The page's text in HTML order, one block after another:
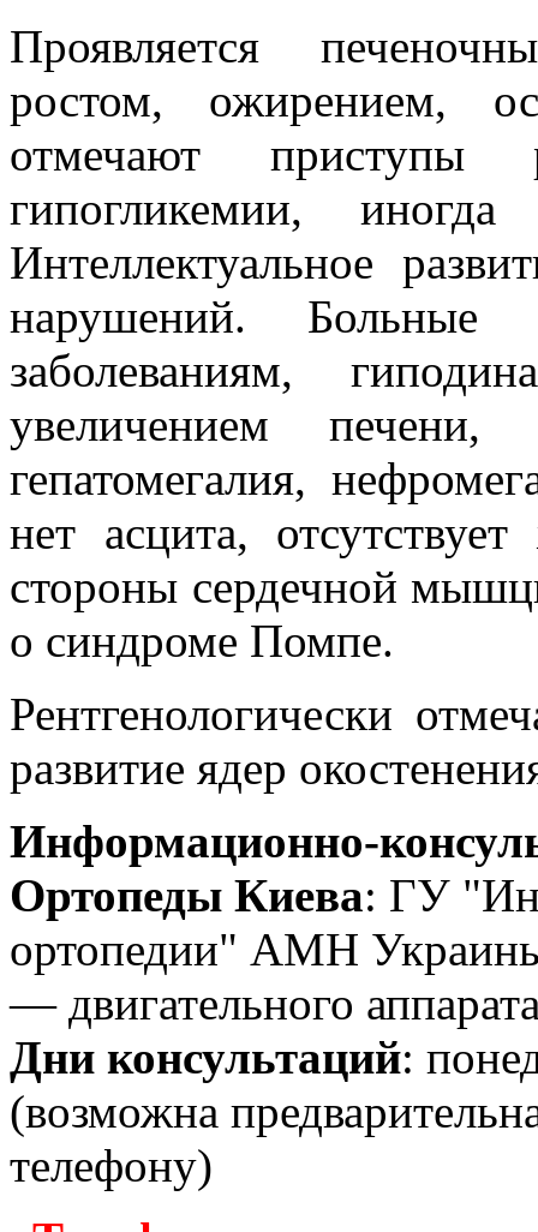
Проявляется
ростом, ожирением,
отмечают приступы
гипогликемии,
Интеллектуальное
нарушений.
заболеваниям,
увеличением печени,
гепатомегалия,
нет асцита,
стороны сердечной
о синдроме Помпе.
Рентгенологически
развитие ядер
Информационно-
Ортопеды Киева: ГУ
ортопедии" АМН
— двигательного
Дни консультаций:
(возможна
телефону)